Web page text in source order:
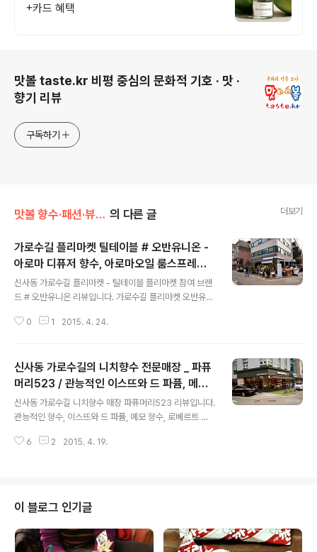
+카드 혜택
맛볼 taste.kr 비평 중심의 문화적 기호 · 맛 ·
향기 리뷰
구독하기
맛볼 향수·패션·뷰티/향수 의 다른 글 더보기
가로수길 플리마켓 틸테이블 # 오반유니온 -
아로마 디퓨저 향수, 아로마오일 룸스프레이,
디자인오브젝트
신사동 가로수길 플리마켓 - 틸테이블 플리마켓 참여 브랜
드 # 오반유니온 리뷰입니다. 가로수길 플리마켓 오반유니
디퓨저, 룸 스프레이 신사동 가로수길에 위치한 디자인 기
ing Tunes 2015년 3월 28일 장소: 틸테이블 신사동 가
로수길점 틸테이블은 신사동 가로수길의 콘텐츠들이 큰 자
본과 메이저 작가 위주로 재편되고 있는 현실에서 개인과
소규모 창작자들의 활로를 마련해주기 위해서 플리마켓을
기획. * 참여 브랜드 더 희​ - 가죽 가방, 패션 소품 아뜰리에
소 원​ - 디자인 캔들, 패브릭 소품, 패브릭 액세서리 플라이
0 1 2015. 4. 24.
신사동 가로수길의 니치향수 전문매장 _ 파퓨
머리523 / 관능적인 이스뜨와 드 파퓸, 메모
향수, 로베르트 피게
신사동 가로수길 니치향수 매장 파퓨머리523 리뷰입니다.
관능적인 향수, 이스뜨와 드 파퓸, 메모 향수, 로베르트 피
르트 피게, 메모 향수 이스뜨와 드 파퓸 여행지 향수 메모 -
3. 아는 이가 가로수길 배드파머스 아닌 홍대나 강남역 다
른 곳에 가자고 말했더라면 발견하지 못했을, 향수가게 파
퓨머리523은 유럽의 고급 니치향수 브랜드 수입유통사 킨
타브(KINTAV)의 직영매장. 배드파머스 방문하는 일정이
6 2 2015. 4. 19.
이 블로그 인기글